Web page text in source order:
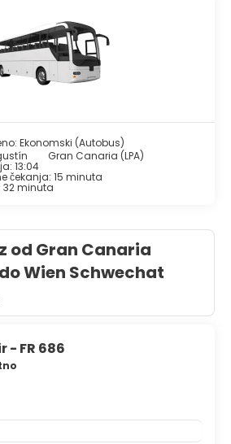
wireless internet access keeps
screen televisions are provided
Conveniences include phones, as
drink at the bar/lounge or the
are available daily from
a fee.
a 24-hour front desk, luggage
Ekonomski (Autobus)
Gran Canaria (LPA)
13:04
čekanja: 15 minuta
32 minuta
od Gran Canaria
Wien Schwechat
- FR 686